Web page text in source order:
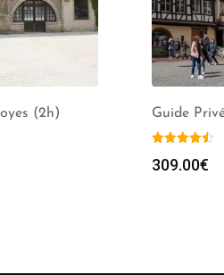
(2h) Guide
309.00€